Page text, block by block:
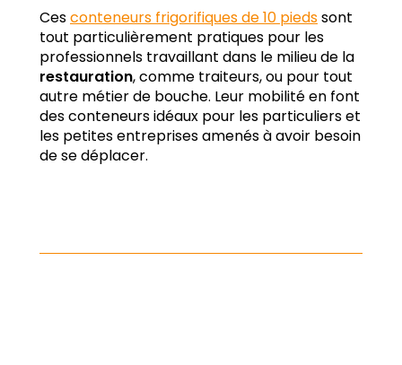
Cesconteneurs frigorifiques de 10 piedssont
tout particulièrement pratiques pour les
professionnels travaillant dans le milieu de la
restauration, comme traiteurs, ou pour tout
autre métier de bouche. Leur mobilité en font
des conteneurs idéaux pour les particuliers et
les petites entreprises amenés à avoir besoin
de se déplacer.